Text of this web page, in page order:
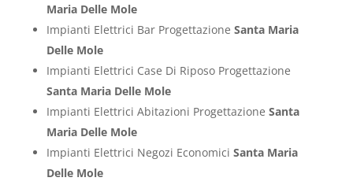
Maria Delle Mole
Impianti Elettrici Bar Progettazione Santa Maria
Delle Mole
Impianti Elettrici Case Di Riposo Progettazione
Santa Maria Delle Mole
Impianti Elettrici Abitazioni Progettazione Santa
Maria Delle Mole
Impianti Elettrici Negozi Economici Santa Maria
Delle Mole